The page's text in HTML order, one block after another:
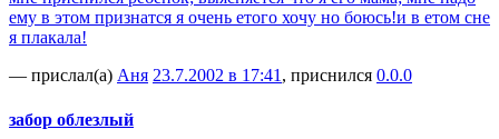
ему в этом признатся я очень етого хочу но боюсь!и в етом сне
я плакала!
— прислал(а) Аня 23.7.2002 в 17:41, приснился 0.0.0
забор облезлый